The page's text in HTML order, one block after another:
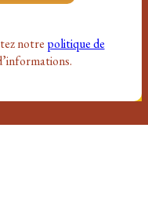
notre politique de